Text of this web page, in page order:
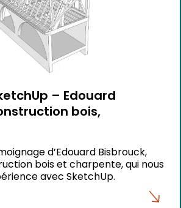
– Edouard
bois,
d’Edouard Bisbrouck,
bois et charpente, qui nous
avec SketchUp.